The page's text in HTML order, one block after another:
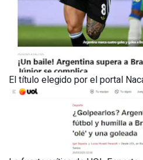
El título elegido por el portal